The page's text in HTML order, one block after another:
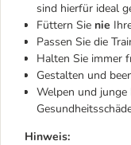
sind hierfür ideal
Füttern Sie nie
Passen Sie die
Halten Sie immer
Gestalten und
Welpen und
Hinweis: